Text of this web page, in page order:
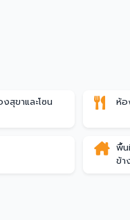
สุขาและโซน
ห้อ
พื้น
ข้า